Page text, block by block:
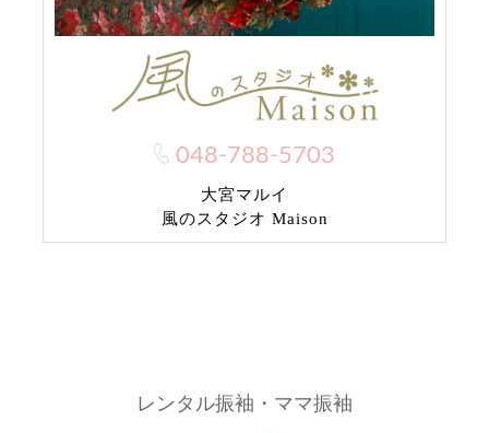
048-788-5703
大宮マルイ
風のスタジオ Maison
レンタル振袖・ママ振袖